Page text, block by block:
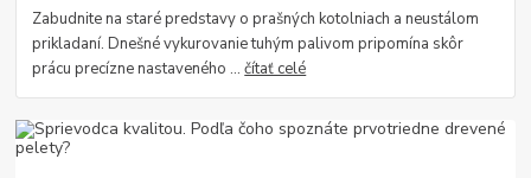
Zabudnite na staré predstavy o prašných kotolniach a neustálom
prikladaní. Dnešné vykurovanie tuhým palivom pripomína skôr
prácu precízne nastaveného ...čítať celé